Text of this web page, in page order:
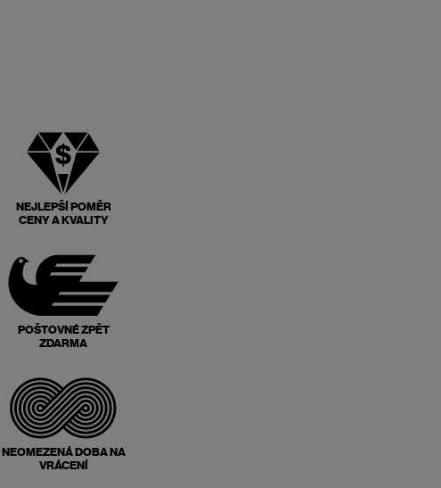
NEJLEPŠÍ POMĚR
CENY A KVALITY
POŠTOVNÉ ZPĚT
ZDARMA
NEOMEZENÁ DOBA NA
VRÁCENÍ